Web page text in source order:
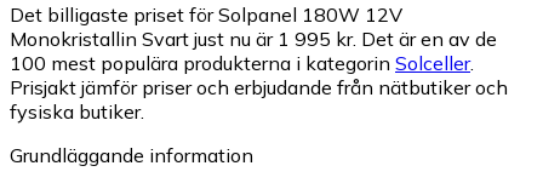
Det billigaste priset för Solpanel 180W 12V
Monokristallin Svart just nu är 1 995 kr. Det är en av de
100 mest populära produkterna i kategorin Solceller.
Prisjakt jämför priser och erbjudande från nätbutiker och
fysiska butiker.
Grundläggande information